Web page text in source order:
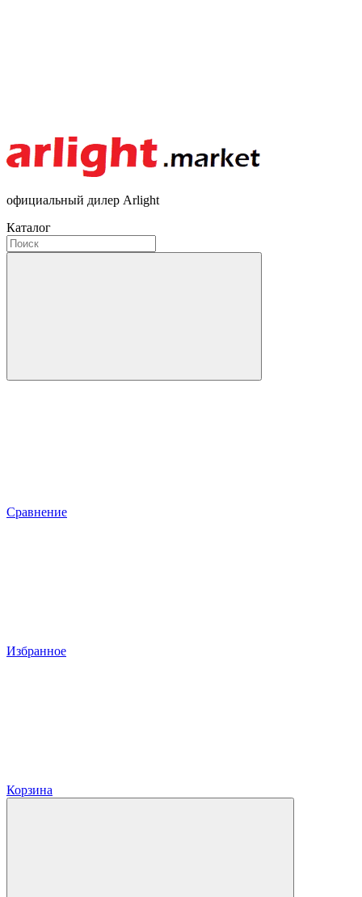
официальный дилер Arlight
Каталог
Сравнение
Избранное
Корзина